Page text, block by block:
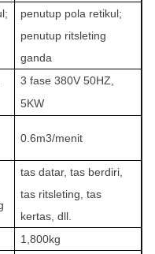
penutup pola retikul;
penutup ritsleting
ganda
3 fase 380V 50HZ,
5KW
0.6m3/menit
tas datar, tas berdiri,
tas ritsleting, tas
kertas, dll.
1,800kg